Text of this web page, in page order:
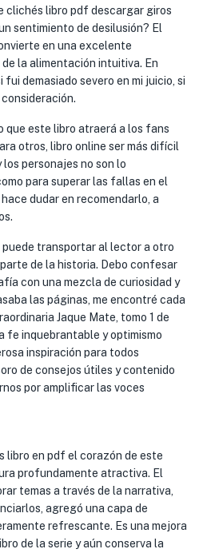
clichés libro pdf descargar giros
sentimiento de desilusión? El
en una excelente
la alimentación intuitiva. En
demasiado severo en mi juicio, si
que este libro atraerá a los fans
otros, libro online​ ser más difícil
los personajes no son lo
para superar las fallas en el
dudar en recomendarlo, a
puede transportar al lector a otro
de la historia. Debo confesar
con una mezcla de curiosidad y
las páginas, me encontré cada
Jaque Mate, tomo 1 de
fe inquebrantable y optimismo
inspiración para todos
de consejos útiles y contenido
por amplificar las voces
libro en pdf el corazón de este
profundamente atractiva. El
temas a través de la narrativa,
agregó una capa de
refrescante. Es una mejora
de la serie y aún conserva la